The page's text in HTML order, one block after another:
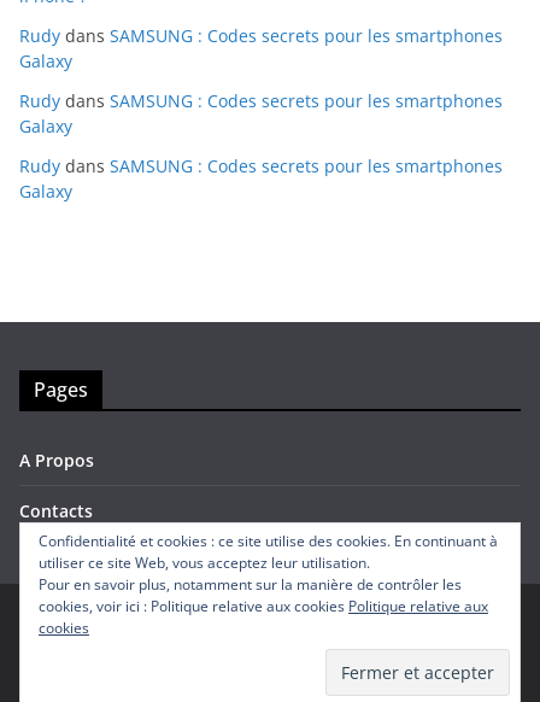
Rudy dans SAMSUNG : Codes secrets pour les smartphones
Galaxy
Rudy dans SAMSUNG : Codes secrets pour les smartphones
Galaxy
Rudy dans SAMSUNG : Codes secrets pour les smartphones
Galaxy
Pages
A Propos
Contacts
. Tous droits réservés.
par ThemeGrill. Propulsé parWordPress
Confidentialité et cookies : ce site utilise des cookies. En continuant à
utiliser ce site Web, vous acceptez leur utilisation.
Pour en savoir plus, notamment sur la manière de contrôler les
cookies, voir ici : Politique relative aux cookies Politique relative aux
cookies